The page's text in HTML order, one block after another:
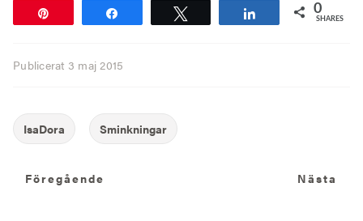
Share 0
SHARES
Publicerat 3 maj 2015
Föregående
Föregående Nästa